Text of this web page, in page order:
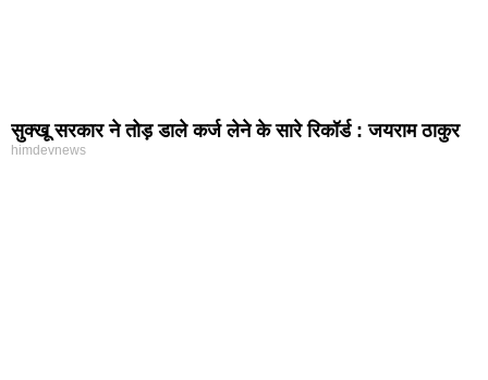
सुक्खू सरकार ने तोड़ डाले कर्ज लेने के सारे रिकॉर्ड : जयराम ठाकुर
himdevnews